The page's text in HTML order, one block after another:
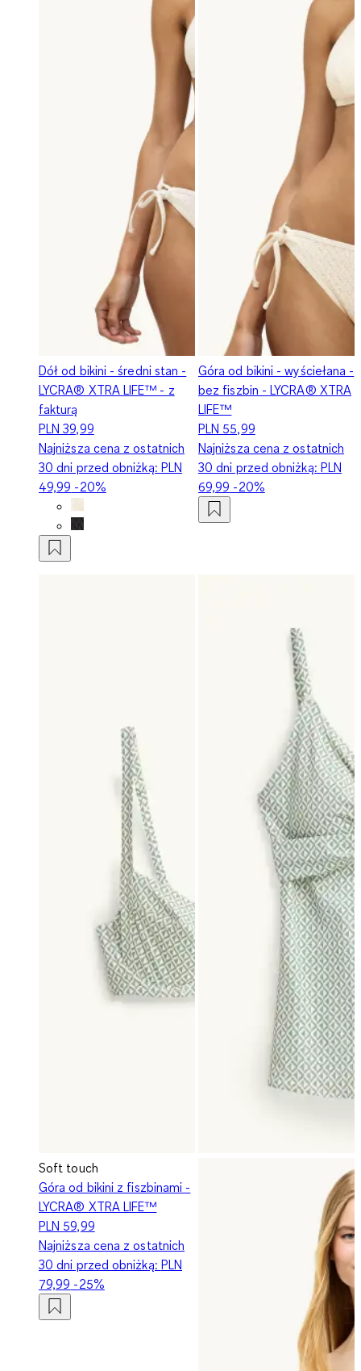
Dół od bikini - średni stan -
LYCRA® XTRA LIFE™ - z
fakturą
PLN 39,99
Najniższa cena z ostatnich
30 dni przed obniżką: PLN
49,99 -20%
Góra od bikini - wyściełana -
bez fiszbin - LYCRA® XTRA
LIFE™
PLN 55,99
Najniższa cena z ostatnich
30 dni przed obniżką: PLN
69,99 -20%
Soft touch
Góra od bikini z fiszbinami -
LYCRA® XTRA LIFE™
PLN 59,99
Najniższa cena z ostatnich
30 dni przed obniżką: PLN
79,99 -25%